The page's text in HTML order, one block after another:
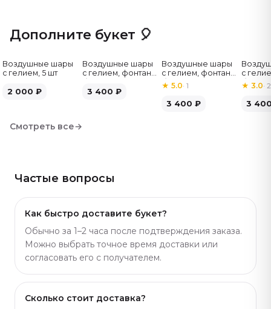
смотрится в комплекте с воздушными шарами или
бенто-тортом — подарок получается полным.
количеством цветов и оттенком — каталог большой.
Артикул: 1371.
Дополните букет 🎈
Воздушные шары
с гелием, 5 шт
2 000 ₽
Воздушные шары
с гелием, фонтан,
шт
3 400 ₽
Воздушные шары
с гелием, фонтан,
бело-розовые, 7
шт
★5.0·1
3 400 ₽
с
бело-
★ 3.0· 2
3
Смотреть все→
Частые вопросы
Как быстро доставите букет?
Обычно за 1–2 часа после подтверждения заказа.
Можно выбрать точное время доставки или
согласовать его с получателем.
Сколько стоит доставка?